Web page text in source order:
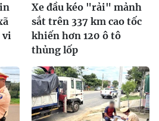
vi
Xe đầu kéo "rải" mảnh
sắt trên 337 km cao tốc
khiến hơn 120 ô tô
thủng lốp